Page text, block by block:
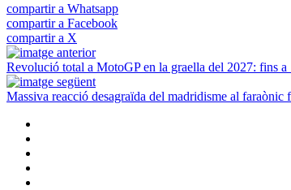
compartir a Whatsapp
compartir a Facebook
compartir a X
Revolució total a MotoGP en la graella del 2027: fins
Massiva reacció desagraïda del madridisme al